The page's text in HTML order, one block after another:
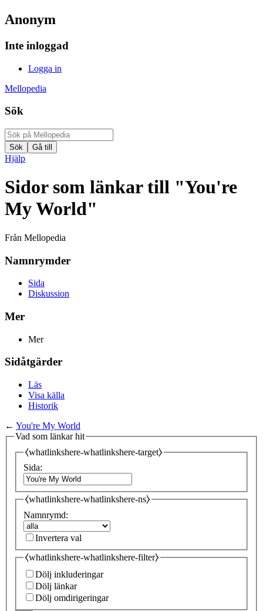
Anonym
Inte inloggad
Logga in
Mellopedia
Sök
Hjälp
Sidor som länkar till "You're
My World"
Från Mellopedia
Namnrymder
Sida
Diskussion
Mer
Mer
Sidåtgärder
Läs
Visa källa
Historik
← You're My World
Vad som länkar hit
⧼whatlinkshere-whatlinkshere-target⧽
Sida:
⧼whatlinkshere-whatlinkshere-ns⧽
Namnrymd:
Invertera val
⧼whatlinkshere-whatlinkshere-filter⧽
Dölj inkluderingar
Dölj länkar
Dölj omdirigeringar